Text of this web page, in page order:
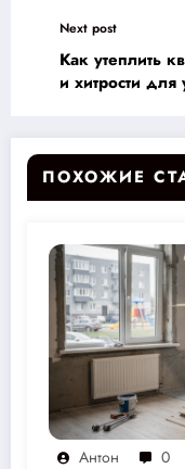
Next post
Как утеплить
и хитрости
ПОХОЖИЕ
Антон 0